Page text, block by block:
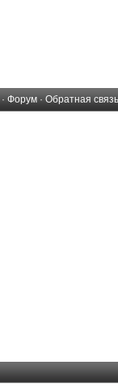
· Форум · Обратная связь